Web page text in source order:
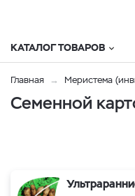
КАТАЛОГ ТОВАРОВ
Главная Меристема
Семенной